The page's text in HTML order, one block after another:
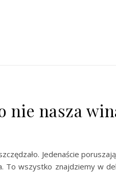
nie nasza
Jedenaście
To wszystko znajdziemy w